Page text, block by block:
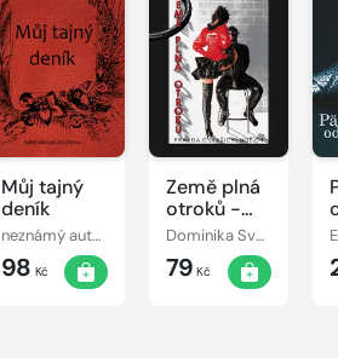
Můj tajný
deník
neznámý autor
98 Kč
Země plná
otroků -
Pravda o
(vašich)
mužích
Dominika Svobodová
79 Kč